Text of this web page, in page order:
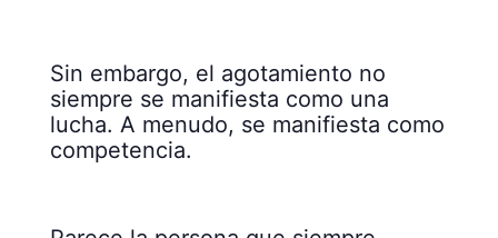
Sin embargo, el agotamiento no
siempre se manifiesta como una
lucha. A menudo, se manifiesta como
competencia.